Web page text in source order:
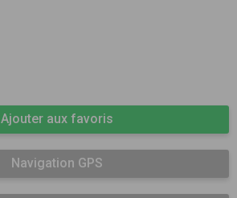
Ajouter aux favoris
Navigation GPS